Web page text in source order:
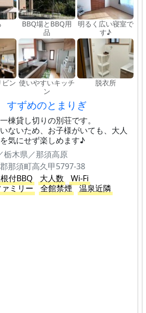
BBQ場とBBQ用
品
明るく広い寝室で
す♪
ビン 使いやすいキッチ
ン
脱衣所
すずめのとまりぎ
棟貸し切りの別荘です。
ないため、お子様がいても、大人
気にせず楽しめます♪
栃木県／那須高原
那須町高久甲5797-38
付BBQ 大人数
Wi-Fi
ミリー
全館禁煙 温泉近隣